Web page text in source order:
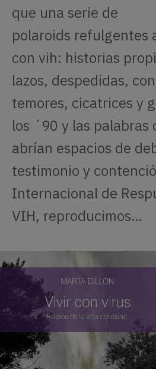
ES EN
que una serie de
polaroids refulgentes
con vih: historias
lazos, despedidas,
temores, cicatrices y
los ´90 y las palabras
abrían espacios de
testimonio y
Internacional de
VIH, reproducimos…